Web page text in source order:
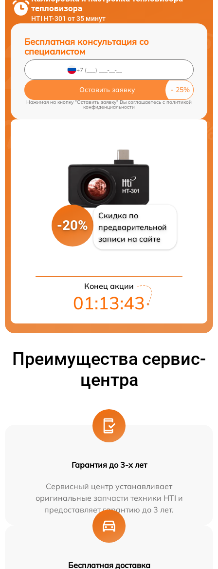
тепловизора
HTI HT-301 от 35 минут
Бесплатная консультация со
специалистом
Оставить заявку
Нажимая на кнопку "Оставить заявку" Вы соглашаетесь cполитикой
конфиденциальности
-20%
Скидка по
предварительной
записи на сайте
Конец акции
01:13:42
Преимущества сервис-
центра
Гарантия до 3-х лет
Сервисный центр устанавливает
оригинальные запчасти техники HTI и
предоставляет гарантию до 3 лет.
Бесплатная доставка